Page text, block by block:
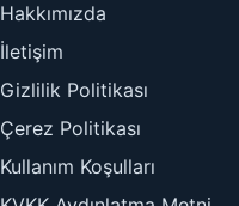
Hakkımızda
İletişim
Gizlilik Politikası
Çerez Politikası
Kullanım Koşulları